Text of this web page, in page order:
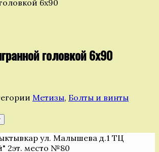
6х90
головкой 6х90
Метизы, Болты и винты
ул. Малышева д.1 ТЦ
2эт. место №80